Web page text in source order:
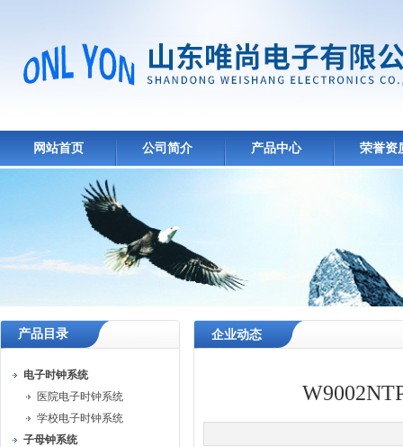
网站首页 公司简介 产品中心 荣誉资
产品目录
电子时钟系统
医院电子时钟系统
学校电子时钟系统
子母钟系统
企业动态